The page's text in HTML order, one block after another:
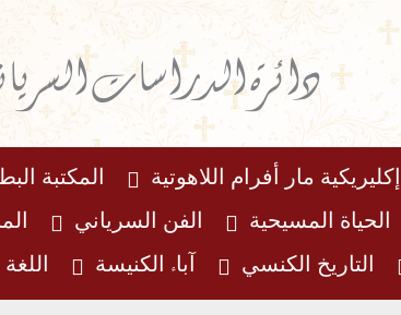
دائرة الدراسات
إكليريكية مار أفرام اللاهوتية المكتبة
الحياة المسيحية الفن السرياني
التاريخ الكنسي آباء الكنيسة